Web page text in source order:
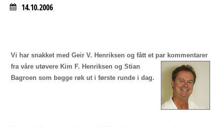
14.10.2006
Vi har snakket med Geir V. Henriksen og fått et par kommentarer
fra våre utøvere Kim F. Henriksen og Stian
Bagroen som begge røk ut i første runde i dag.